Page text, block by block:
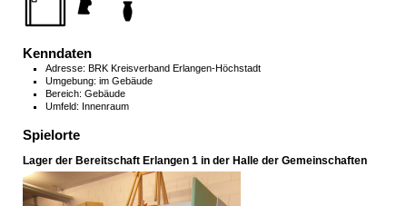
Kenndaten
Adresse: BRK Kreisverband Erlangen-Höchstadt
Umgebung: im Gebäude
Bereich: Gebäude
Umfeld: Innenraum
Spielorte
Lager der Bereitschaft Erlangen 1 in der Halle der Gemeinschaften